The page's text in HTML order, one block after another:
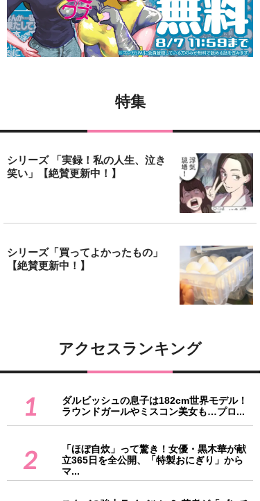
特集
シリーズ 「実録！私の人生、泣き
笑い」【絶賛更新中！】
シリーズ「買ってよかったもの」
【絶賛更新中！】
アクセスランキング
1
ダルビッシュの息子は182cm世界モデル！
ラウンドガールやミスコン美女も…プロ...
2
「ほぼ自炊」って驚き！女優・黒木華が献
立365日を全公開、「特製おにぎり」から
マ...